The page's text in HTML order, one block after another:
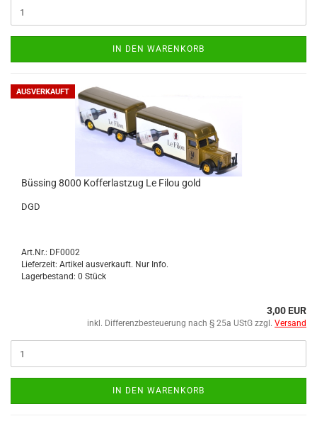
IN DEN WARENKORB
AUSVERKAUFT
Büs­sing 8000 Kof­fer­last­zug Le Filou gold
DGD
Art.Nr.: DF0002
Lieferzeit: Artikel ausverkauft. Nur Info.
Lagerbestand: 0 Stück
3,00 EUR
inkl. Differenzbesteuerung nach § 25a UStG zzgl. Versand
IN DEN WARENKORB